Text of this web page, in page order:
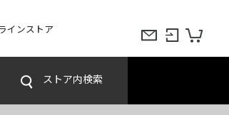
インストア
ストア内検索